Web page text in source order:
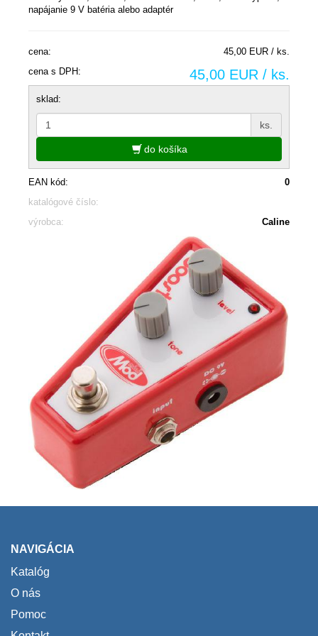
napájanie 9 V batéria alebo adaptér
cena:
45,00 EUR / ks.
cena s DPH:
45,00 EUR / ks.
sklad:
ks.
do košíka
EAN kód:
0
katalógové číslo:
výrobca:
Caline
NAVIGÁCIA
Katalóg
O nás
Pomoc